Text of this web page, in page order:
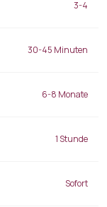
3-4
30-45 Minuten
6-8 Monate
1 Stunde
Sofort